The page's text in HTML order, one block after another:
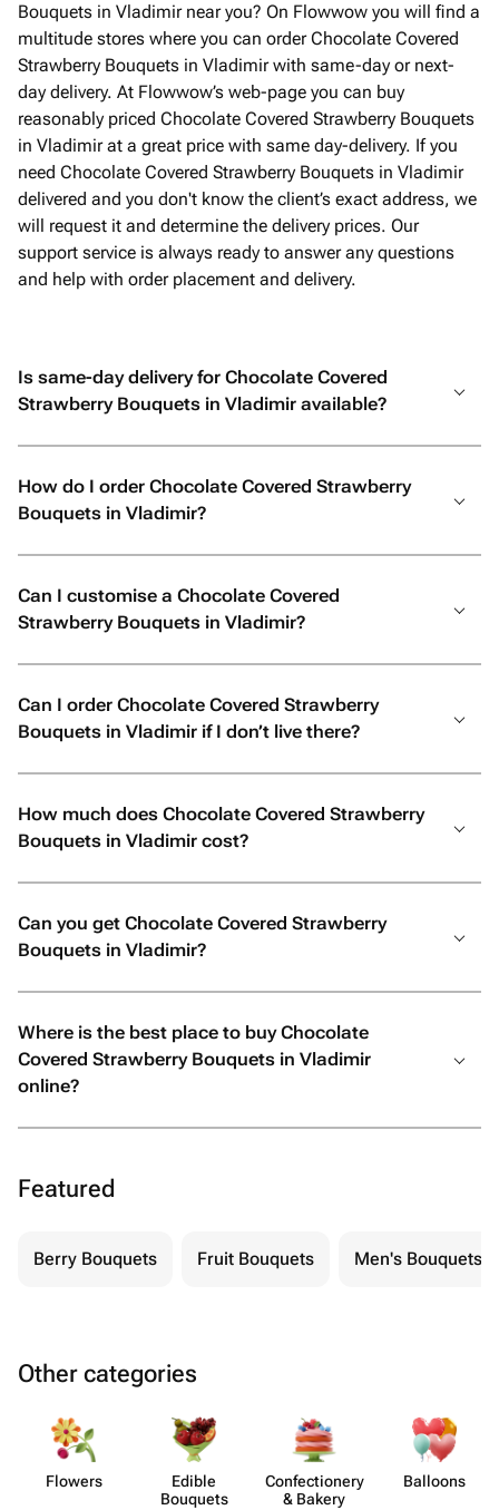
Bouquets in Vladimir near you? On Flowwow you will find a
multitude stores where you can order Chocolate Covered
Strawberry Bouquets in Vladimir with same-day or next-
day delivery. At Flowwow’s web-page you can buy
reasonably priced Chocolate Covered Strawberry Bouquets
in Vladimir at a great price with same day-delivery. If you
need Chocolate Covered Strawberry Bouquets in Vladimir
delivered and you don't know the client’s exact address, we
will request it and determine the delivery prices. Our
support service is always ready to answer any questions
and help with order placement and delivery.
Is same-day delivery for Chocolate Covered
Strawberry Bouquets in Vladimir available?
How do I order Chocolate Covered Strawberry
Bouquets in Vladimir?
Can I customise a Chocolate Covered
Strawberry Bouquets in Vladimir?
Can I order Chocolate Covered Strawberry
Bouquets in Vladimir if I don’t live there?
How much does Chocolate Covered Strawberry
Bouquets in Vladimir cost?
Can you get Chocolate Covered Strawberry
Bouquets in Vladimir?
Where is the best place to buy Chocolate
Covered Strawberry Bouquets in Vladimir
online?
Featured
Berry Bouquets Fruit Bouquets Men's Bouquets
Other categories
Flowers
Edible
Bouquets
Confect​ionery
& Bakery
Balloons